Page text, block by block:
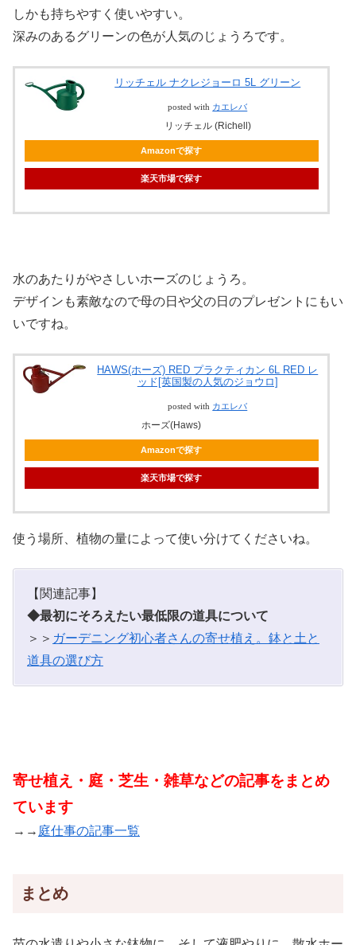
しかも持ちやすく使いやすい。
深みのあるグリーンの色が人気のじょうろです。
リッチェル ナクレジョーロ 5L グリーン
posted with カエレバ
リッチェル (Richell)
Amazonで探す
楽天市場で探す
水のあたりがやさしいホーズのじょうろ。
デザインも素敵なので母の日や父の日のプレゼントにもい
いですね。
HAWS(ホーズ) RED プラクティカン 6L RED レ
ッド[英国製の人気のジョウロ]
posted with カエレバ
ホーズ(Haws)
Amazonで探す
楽天市場で探す
使う場所、植物の量によって使い分けてくださいね。
【関連記事】
◆最初にそろえたい最低限の道具について
＞＞ ガーデニング初心者さんの寄せ植え。鉢と土と
道具の選び方
寄せ植え・庭・芝生・雑草などの記事をまとめ
ています
→→ 庭仕事の記事一覧
まとめ